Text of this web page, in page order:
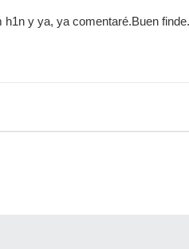
y ya, ya comentaré.Buen finde.